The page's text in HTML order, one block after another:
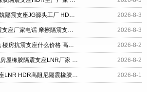
LNR300隔震支座厂家 建筑隔震支座JG源头工厂 HDR500支座厂家 2026-8-3
HDR1400高阻尼橡胶隔震支座厂家电话 摩擦隔震支座源头工厂 LRB1400铅芯支座源头工厂 2026-8-3
LNR1000隔震支座多少钱 楼房抗震支座什么价格 高阻尼橡胶支座(HDR)什么价格 2026-8-2
HDR600高阻尼支座厂家 房屋橡胶隔震支座LNR厂家 铅芯隔震支座(LRB)生产厂家 2026-8-2
水平力分散型橡胶隔震支座LNR HDR高阻尼隔震橡胶支座多少钱 LRB1100铅芯隔震支座多少钱 2026-8-1